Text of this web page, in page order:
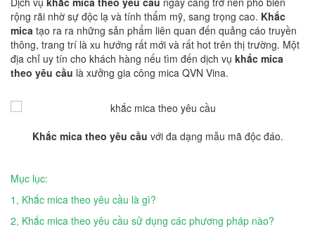
rộng rãi nhờ sự độc lạ và tính thẩm mỹ, sang trọng cao. Khắc
mica tạo ra ra những sản phẩm liên quan đến quảng cáo truyền
thông, trang trí là xu hướng rất mới và rất hot trên thị trường. Một
địa chỉ uy tín cho khách hàng nếu tìm đến dịch vụ khắc mica
theo yêu cầu là xưởng gia công mica QVN Vina.
Khắc mica theo yêu cầu với đa dạng mẫu mã độc đáo.
Mục lục:
1, Khắc mica theo yêu cầu là gì?
2, Khắc mica theo yêu cầu sử dụng các phương pháp nào?